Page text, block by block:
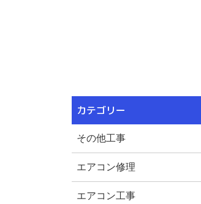
カテゴリー
その他工事
エアコン修理
エアコン工事